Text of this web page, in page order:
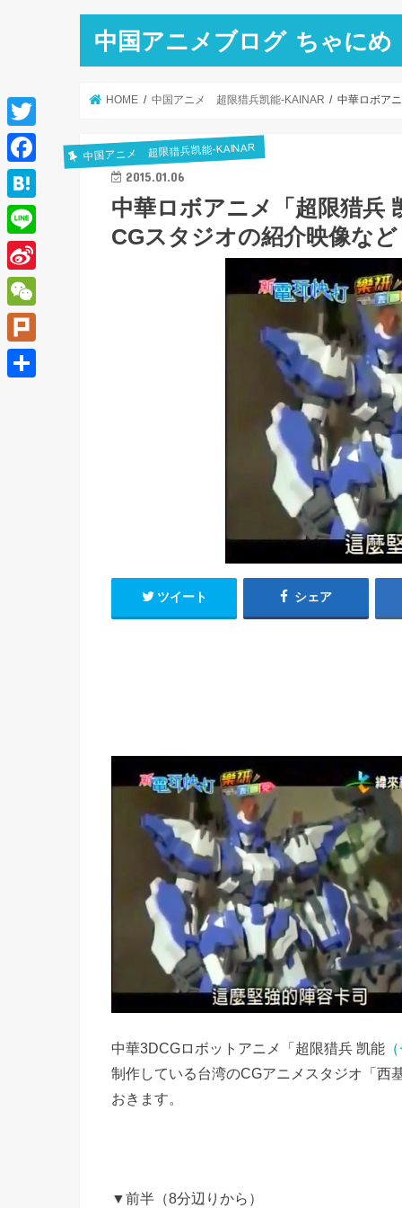
中国アニメブログ ちゃにめ
HOME 中国アニメ 超限猎兵凯能-KAINAR 中華ロボア
中国アニメ 超限猎兵凯能-KAINAR
2015.01.06
中華ロボアニメ「超限猎兵
CGスタジオの紹介映像など
ツイート シェア
中華3DCGロボットアニメ「超限猎兵 凯能
制作している台湾のCGアニメスタジオ「西
おきます。
▼前半（8分辺りから）
T
w
i
t
e
r
F
a
c
e
b
o
o
k
H
a
t
e
a
L
i
n
e
S
i
n
a
W
e
C
P